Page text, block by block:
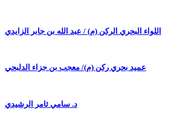
اللواء البحري الركن (م) / عبد الله بن جابر الزايدي
عميد بحري ركن (م)/ معجب بن جزاء الدلبحي
د. سامي ثامر الرشيدي